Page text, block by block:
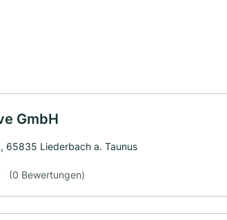
GmbH
65835 Liederbach a. Taunus
(0 Bewertungen)